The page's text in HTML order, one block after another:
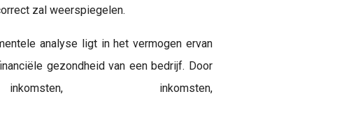
zal weerspiegelen.
analyse ligt in het vermogen ervan
gezondheid van een bedrijf. Door
inkomsten,